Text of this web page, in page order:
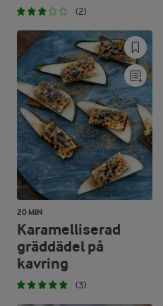
(2)
20 MIN
Karamelliserad
gräddädel på
kavring
(3)